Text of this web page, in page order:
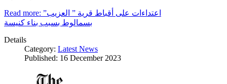
Read more: اعتداءات على أقباط قرية ” العزيب”
بسمالوط بسبب بناء كنيسة
Details
Category: Latest News
Published: 16 December 2023